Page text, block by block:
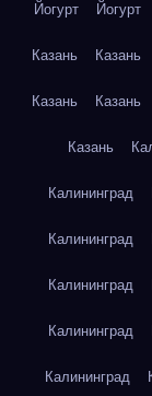
Йогурт Йогурт
Казань Казань
Казань Казань
Казань
Калининград
Калининград
Калининград
Калининград
Калининград